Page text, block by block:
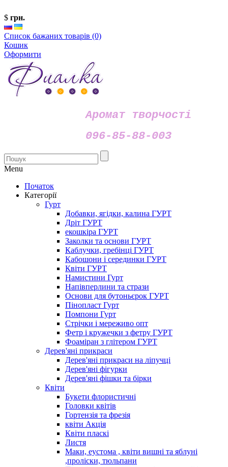
$ грн.
Список бажаних товарів (0)
Кошик
Оформити
Аромат творчості
096-85-88-003
Menu
Початок
Категорії
Гурт
Добавки, ягідки, калина ГУРТ
Дріт ГУРТ
екошкіра ГУРТ
Заколки та основи ГУРТ
Каблучки, гребінці ГУРТ
Кабошони і серединки ГУРТ
Квіти ГУРТ
Намистини Гурт
Напівперлини та стрази
Основи для бутоньєрок ГУРТ
Пінопласт Гурт
Помпони Гурт
Стрічки і мереживо опт
Фетр і кружечки з фетру ГУРТ
Фоаміран з глітером ГУРТ
Дерев'яні прикраси
Дерев'яні прикраси на ліпучці
Дерев'яні фігурки
Дерев'яні фішки та бірки
Квіти
Букети флористичні
Головки квітів
Гортензія та фрезія
квіти Акція
Квіти пласкі
Листя
Маки, еустома , квіти вишні та яблуні
,проліски, тюльпани